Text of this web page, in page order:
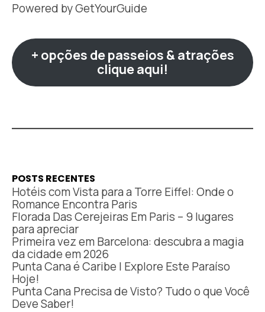
Powered byGetYourGuide
+ opções de passeios & atrações
clique aqui!
POSTS RECENTES
Hotéis com Vista para a Torre Eiffel: Onde o
Romance Encontra Paris
Florada Das Cerejeiras Em Paris – 9 lugares
para apreciar
Primeira vez em Barcelona: descubra a magia
da cidade em 2026
Punta Cana é Caribe | Explore Este Paraíso
Hoje!
Punta Cana Precisa de Visto? Tudo o que Você
Deve Saber!